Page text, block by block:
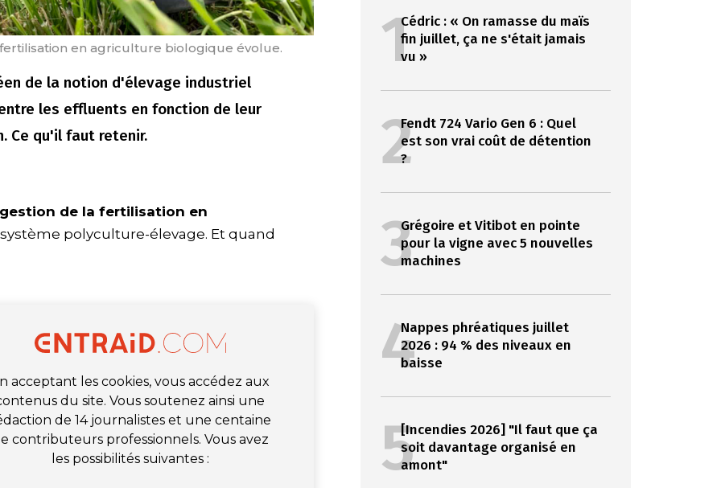
en agriculture biologique évolue.
de la notion d'élevage industriel
les effluents en fonction de leur
Ce qu'il faut retenir.
gestion de la fertilisation en
polyculture-élevage. Et quand
acceptant les cookies, vous accédez aux
du site. Vous soutenez ainsi une
de 14 journalistes et une centaine
contributeurs professionnels. Vous avez
les possibilités suivantes :
1Cédric : « On ramasse du maïs
fin juillet, ça ne s'était jamais
vu »
2Fendt 724 Vario Gen 6 : Quel
est son vrai coût de détention
?
3Grégoire et Vitibot en pointe
pour la vigne avec 5 nouvelles
machines
4Nappes phréatiques juillet
2026 : 94 % des niveaux en
baisse
5[Incendies 2026] "Il faut que ça
soit davantage organisé en
amont"